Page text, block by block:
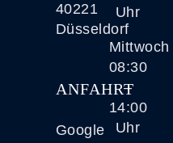
40221
Düsseldorf
ANFAHRT
Google
Uhr
Mittwoch
08:30
–
14:00
Uhr